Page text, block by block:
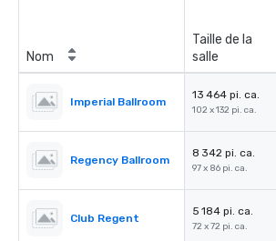
Nom
Taille de la
salle
Imperial Ballroom
13 464 pi. ca.
102 x 132 pi. ca.
Regency Ballroom
8 342 pi. ca.
97 x 86 pi. ca.
Club Regent
5 184 pi. ca.
72 x 72 pi. ca.